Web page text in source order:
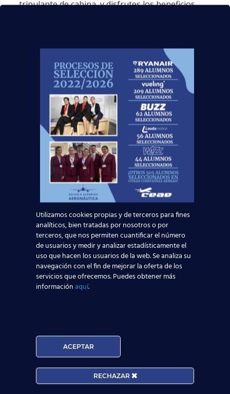
tripulante de cabina, y disfrutes los beneficios
mantenimiento de las funciones de un vuelo, por
lo que cada día la demanda de profesionales
cualificados aumenta. En nuestros centros
recibirás la mejor formación, adaptada a las
demandas del sector. Esto te garantizará
posibilidades reales de inserción, tal y como
nuestraelevada tasa de inserción laboral
demuestra.
Estos espectaculares datos son fruto del buen
momento que atraviesa el
turismoy laaviación
comercial en toda España. Por este motivo,
sector aeronáuticoes una buena opción si
estás pensandoqué estudiar en 2020, ya que el
aumento que está experimentando el tráfico
aéreo, la creación de nuevas flotas de aeronaves
y el surgimiento de nuevas compañías aéreas de
bajo coste está generando unagran demanda
de empleo.
Nuestros centros disponen de
todos los recursos necesarios
para unaformación actualizada y
aeronáuticoy el convenio que las
aerolíneas mantienen con
nuestroDepartamento de
Orientación Laboral, más de5500
Utilizamos cookies propias y de terceros para fines
analíticos, bien tratadas por nosotros o por
terceros, que nos permiten cuantificar el número
de usuarios y medir y analizar estadísticamente el
uso que hacen los usuarios de la web. Se analiza su
navegación con el fin de mejorar la oferta de los
servicios que ofrecemos. Puedes obtener más
informaciónaquí.
ACEPTAR
RECHAZAR